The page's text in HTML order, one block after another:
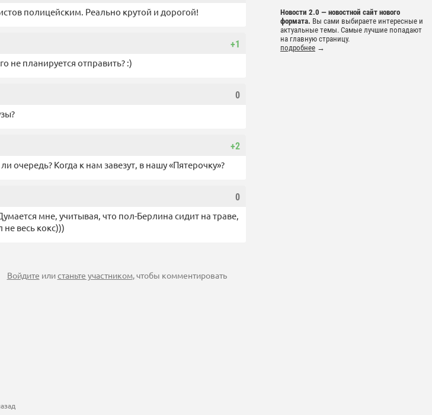
Новости 2.0 — новостной сайт нового
формата. Вы сами выбираете интересные и
актуальные темы. Самые лучшие попадают
на главную страницу.
подробнее →
полицейским. Реально крутой и дорогой!
+1
не планируется отправить? :)
0
+2
очередь? Когда к нам завезут, в нашу «Пятерочку»?
0
мне, учитывая, что пол-Берлина сидит на траве,
весь кокс)))
Войдите илистаньте участником, чтобы комментировать